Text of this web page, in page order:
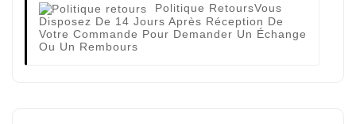
Politique RetoursVous
Disposez De 14 Jours Après Réception De
Votre Commande Pour Demander Un Échange
Ou Un Rembours